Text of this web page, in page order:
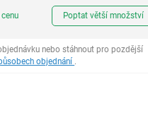
Poptat větší množství
nebo stáhnout pro pozdější
objednání .